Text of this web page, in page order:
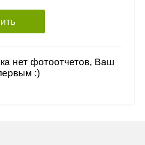
нет фотоотчетов, Ваш
:)